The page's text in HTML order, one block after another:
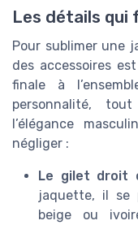
Les détails qui
Pour sublimer une
des accessoires
finale à
personnalité,
l’élégance
négliger :
Le gilet droit
jaquette, il se
beige ou